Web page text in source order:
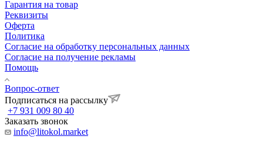
Гарантия на товар
Реквизиты
Оферта
Политика
Согласие на обработку персональных данных
Согласие на получение рекламы
Помощь
Вопрос-ответ
Подписаться на рассылку
+7 931 009 80 40
Заказать звонок
info@litokol.market